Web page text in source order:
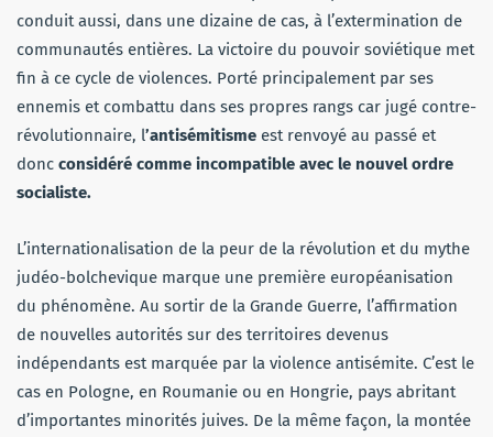
conduit aussi, dans une dizaine de cas, à l’extermination de
communautés entières. La victoire du pouvoir soviétique met
fin à ce cycle de violences. Porté principalement par ses
ennemis et combattu dans ses propres rangs car jugé contre-
révolutionnaire, l’antisémitisme est renvoyé au passé et
donc considéré comme incompatible avec le nouvel ordre
socialiste.
L’internationalisation de la peur de la révolution et du mythe
judéo-bolchevique marque une première européanisation
du phénomène. Au sortir de la Grande Guerre, l’affirmation
de nouvelles autorités sur des territoires devenus
indépendants est marquée par la violence antisémite. C’est le
cas en Pologne, en Roumanie ou en Hongrie, pays abritant
d’importantes minorités juives. De la même façon, la montée